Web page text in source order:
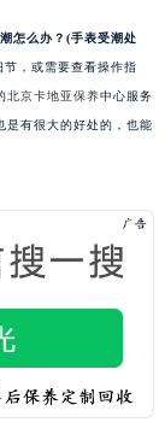
怎么办？(手表受潮处
，或需要查看操作指
北京卡地亚保养中心服务
是有很大的好处的，也能